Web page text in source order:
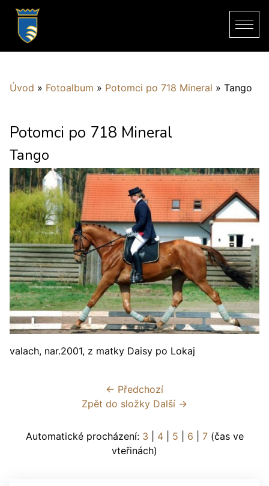
Úvod » Fotoalbum » Potomci po 718 Mineral » Tango
Potomci po 718 Mineral
Tango
valach, nar.2001, z matky Daisy po Lokaj
← Předchozí
Zpět do složky Další →
Automatické procházení: 3 4| 5 6 7(čas ve
vteřinách)